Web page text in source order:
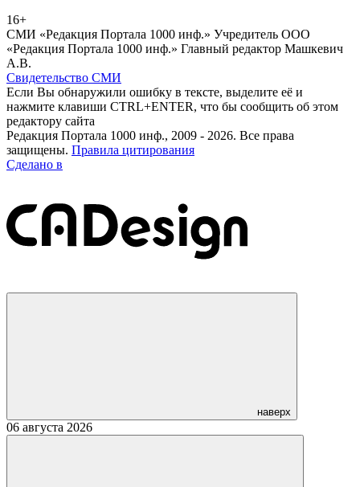
16+
СМИ «Редакция Портала 1000 инф.» Учредитель ООО
«Редакция Портала 1000 инф.» Главный редактор Машкевич
А.В.
Свидетельство СМИ
Если Вы обнаружили ошибку в тексте, выделите её и
нажмите клавиши CTRL+ENTER, что бы сообщить об этом
редактору сайта
Редакция Портала 1000 инф., 2009 - 2026. Все права
защищены. Правила цитирования
Сделано в
наверх
06 августа 2026